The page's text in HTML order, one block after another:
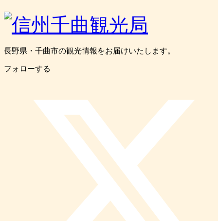
長野県・千曲市の観光情報をお届けいたします。
フォローする